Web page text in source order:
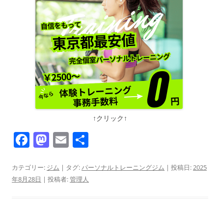
↑クリック↑
F
c
e
M
st
o
E
ai
l
カテゴリー: ジム | タグ:パーソナルトレーニングジム | 投稿日:2025
年8月28日 | 投稿者:管理人